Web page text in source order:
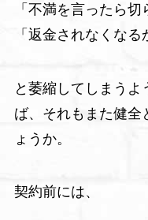
「不満を言ったら切
「返金されなくなる
と萎縮してしまうよ
ば、それもまた健全
ょうか。
契約前には、